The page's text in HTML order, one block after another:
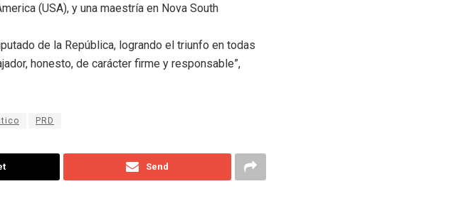
(USA), y una maestría en Nova South
de la República, logrando el triunfo en todas
honesto, de carácter firme y responsable”,
PRD
Send